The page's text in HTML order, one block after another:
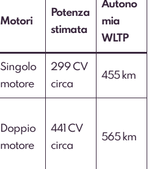
Motori
Potenza
stimata
Autono
mia
WLTP
Singolo
motore
299 CV
circa
455 km
Doppio
motore
441 CV
circa
565 km